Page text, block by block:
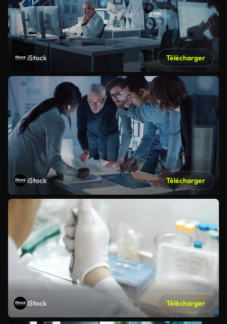
iStock Télécharger
iStock Télécharger
iStock Télécharger